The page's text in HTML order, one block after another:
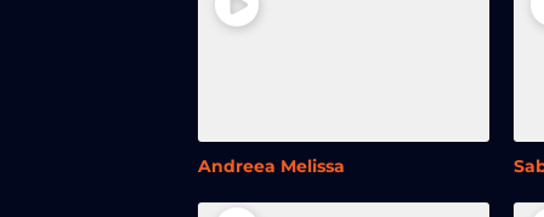
Andreea Melissa